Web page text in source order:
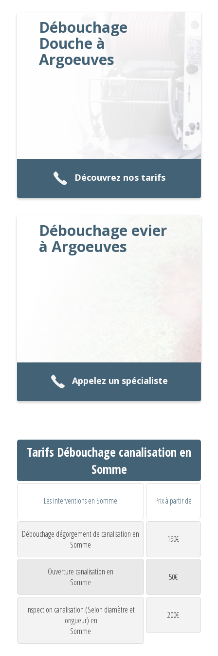
Débouchage
Douche à
Argoeuves
Découvrez nos tarifs
Débouchage evier
à Argoeuves
Appelez un spécialiste
Tarifs Débouchage canalisation en
Somme
Les interventions en Somme Prix à partir de
Débouchage dégorgement de canalisation en
Somme
190€
Ouverture canalisation en
Somme
50€
Inspection canalisation (Selon diamètre et
longueur) en
Somme
200€